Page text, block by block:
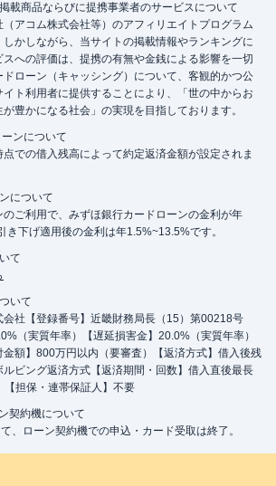
載商品ならびに提携事業者のサービスについて
アコム株式会社等）のアフィリエイトプログラム
かしながら、当サイトの掲載情報やランキングに
への評価は、提携の有無や金銭による影響を一切
ローン（キャッシング）について、客観的かつ公
ト利用者に提供することにより、「世の中からお
豊かになる社会」の実現を目指しております。
ンについて
での借入残高によって約定返済金額が設定されま
について
ご利用で、みずほ銀行カードローンの金利が年
き下げ適用後の金利は年1.5%~13.5%です。
て
いて
社【登録番号】近畿財務局長（15）第00218号
（実質年率）【遅延損害金】20.0%（実質年率）
金額】800万円以内（要審査）【返済方式】借入後残
ビング返済方式【返済期間・回数】借入直後最長
担保・連帯保証人】不要
契約機について
、ローン契約機での申込・カード受取は終了。